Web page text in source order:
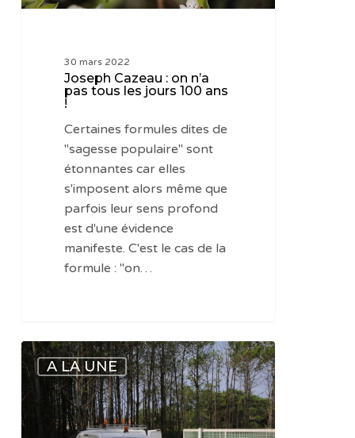
jours
30 mars 2022
Joseph Cazeau : on n’a
pas tous les jours 100 ans
!
Certaines formules dites de
"sagesse populaire" sont
étonnantes car elles
s'imposent alors même que
parfois leur sens profond
est d'une évidence
manifeste. C'est le cas de la
formule : "on…
Toutes
nos
condoléances
la
A LA UNE